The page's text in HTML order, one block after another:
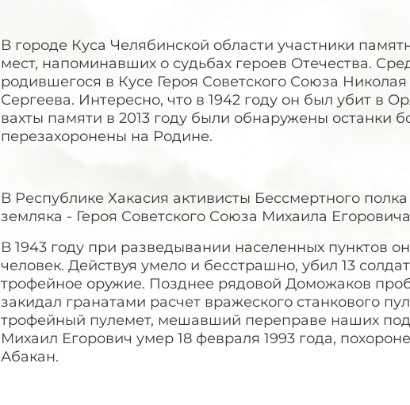
В городе Куса Челябинской области участники
мест, напоминавших о судьбах героев Отечества.
родившегося в Кусе Героя Советского Союза
Сергеева. Интересно, что в 1942 году он был убит в
вахты памяти в 2013 году были обнаружены останки
перезахоронены на Родине.
В Республике Хакасия активисты Бессмертного
земляка - Героя Советского Союза Михаила
В 1943 году при разведывании населенных пунктов
человек. Действуя умело и бесстрашно, убил 13
трофейное оружие. Позднее рядовой Доможаков
закидал гранатами расчет вражеского станкового
трофейный пулемет, мешавший переправе наших
Михаил Егорович умер 18 февраля 1993 года,
Абакан.